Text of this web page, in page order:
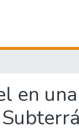
en una